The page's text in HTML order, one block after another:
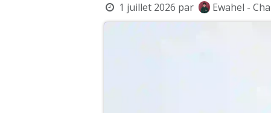
1 juillet 2026 par Ewahel -